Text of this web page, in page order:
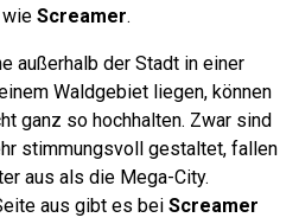
Screamer.
außerhalb der Stadt in einer
Waldgebiet liegen, können
ganz so hochhalten. Zwar sind
stimmungsvoll gestaltet, fallen
aus als die Mega-City.
aus gibt es bei Screamer